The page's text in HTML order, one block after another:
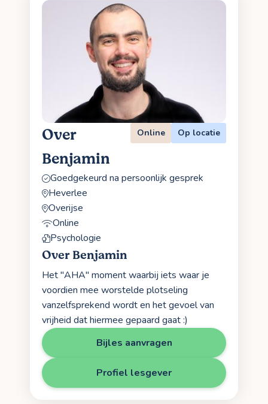
Over
Benjamin
Online Op locatie
Goedgekeurd na persoonlijk gesprek
Heverlee
Overijse
Online
Psychologie
Over Benjamin
Het "AHA" moment waarbij iets waar je
voordien mee worstelde plotseling
vanzelfsprekend wordt en het gevoel van
vrijheid dat hiermee gepaard gaat :)
Bijles aanvragen
Profiel lesgever